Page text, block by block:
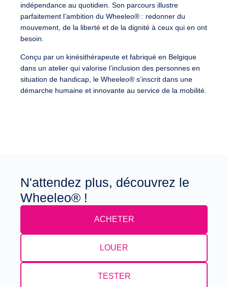
indépendance au quotidien . Son parcours illustre
parfaitement l’ambition du Wheeleo® : redonner du
mouvement , de la liberté et de la dignité à ceux qui en ont
besoin.
Conçu par un kinésithérapeute et fabriqué en Belgique
dans un atelier qui valorise l’inclusion des personnes en
situation de handicap, le Wheeleo® s’inscrit dans une
démarche humaine et innovante au service de la mobilité.
N'attendez plus, découvrez le
Wheeleo® !
ACHETER
LOUER
TESTER